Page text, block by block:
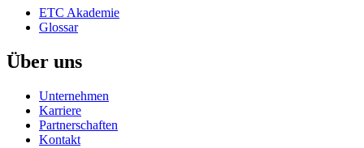
ETC Aka­de­mie
Glos­sar
Über uns
Un­ter­neh­men
Kar­rie­re
Part­ner­schaf­ten
Kon­takt